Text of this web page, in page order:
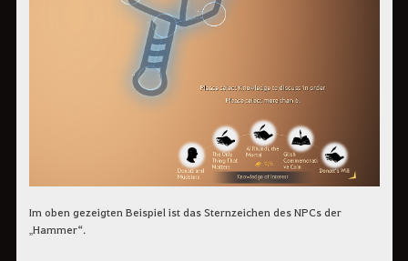
Im oben gezeigten Beispiel ist das Sternzeichen des NPCs der
„Hammer“.